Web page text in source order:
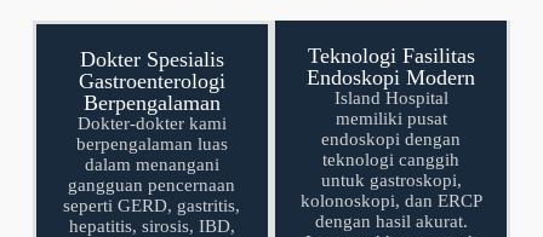
Dokter Spesialis
Gastroenterologi
Berpengalaman
Dokter-dokter kami
berpengalaman luas
dalam menangani
gangguan pencernaan
seperti GERD, gastritis,
hepatitis, sirosis, IBD,
Teknologi Fasilitas
Endoskopi Modern
Island Hospital
memiliki pusat
endoskopi dengan
teknologi canggih
untuk gastroskopi,
kolonoskopi, dan ERCP
dengan hasil akurat.